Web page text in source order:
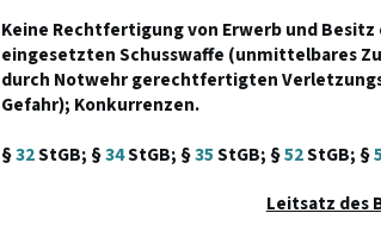
Keine Rechtfertigung von Erwerb und
eingesetzten Schusswaffe (unmittelbares
durch Notwehr gerechtfertigten
Gefahr); Konkurrenzen.
§32StGB; §34StGB; §35StGB; §52StGB; §
Leitsatz des